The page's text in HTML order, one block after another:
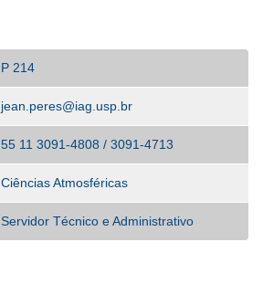
P 214
jean.peres@iag.usp.br
55 11 3091-4808 / 3091-4713
Ciências Atmosféricas
Servidor Técnico e Administrativo